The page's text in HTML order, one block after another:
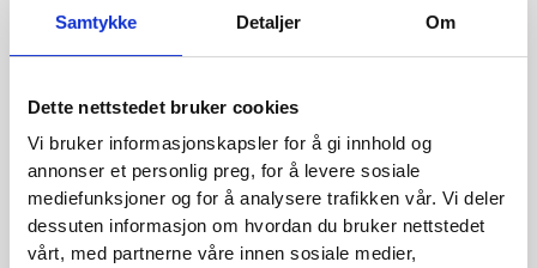
Samtykke Detaljer Om
Dette nettstedet bruker cookies
Vi bruker informasjonskapsler for å gi innhold og
annonser et personlig preg, for å levere sosiale
mediefunksjoner og for å analysere trafikken vår. Vi deler
dessuten informasjon om hvordan du bruker nettstedet
vårt, med partnerne våre innen sosiale medier,
Erik Orskaug – Unio
← Forrige Medlemsmøter Neste Medlemsmøter